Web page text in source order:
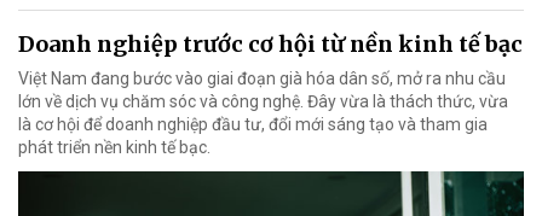
Doanh nghiệp trước cơ hội từ nền kinh tế bạc
Việt Nam đang bước vào giai đoạn già hóa dân số, mở ra nhu cầu
lớn về dịch vụ chăm sóc và công nghệ. Đây vừa là thách thức, vừa
là cơ hội để doanh nghiệp đầu tư, đổi mới sáng tạo và tham gia
phát triển nền kinh tế bạc.